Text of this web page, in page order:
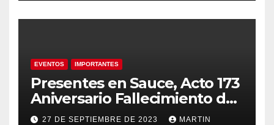
EVENTOS IMPORTANTES
Presentes en Sauce, Acto 173
Aniversario Fallecimiento de
José Artigas
27 DE SEPTIEMBRE DE 2023 MARTIN